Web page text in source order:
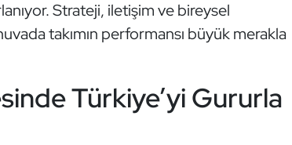
Strateji, iletişim ve bireysel
takımın performansı büyük merakla
Türkiye’yi Gururla